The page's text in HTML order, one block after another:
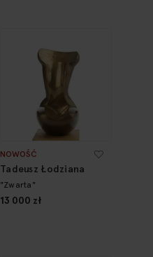
NOWOŚĆ
Tadeusz Łodziana
"Zwarta"
13 000 zł